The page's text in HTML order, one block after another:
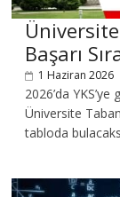
Başarı
1 Haziran 2026
2026’da
Üniversite Taban
tabloda